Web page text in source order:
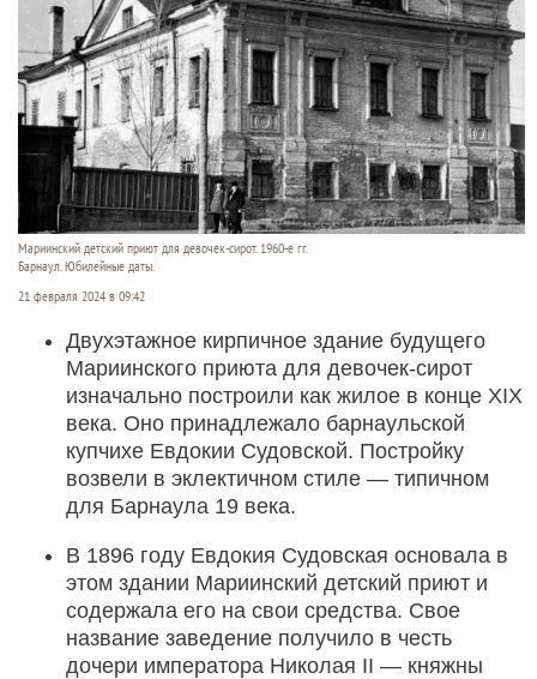
Мариинский детский приют для девочек-сирот. 1960-е гг.
Барнаул. Юбилейные даты.
21 февраля 2024 в 09:42
Двухэтажное кирпичное здание будущего
Мариинского приюта для девочек-сирот
изначально построили как жилое в конце XIX
века. Оно принадлежало барнаульской
купчихе Евдокии Судовской. Постройку
возвели в эклектичном стиле — типичном
для Барнаула 19 века.
В 1896 году Евдокия Судовская основала в
этом здании Мариинский детский приют и
содержала его на свои средства. Свое
название заведение получило в честь
дочери императора Николая II — княжны